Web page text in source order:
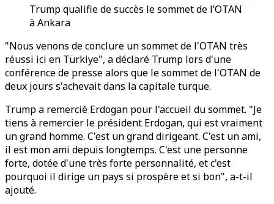
Trump qualifie de succès le sommet de l’OTAN
à Ankara
"Nous venons de conclure un sommet de l'OTAN très
réussi ici en Türkiye", a déclaré Trump lors d'une
conférence de presse alors que le sommet de l'OTAN de
deux jours s'achevait dans la capitale turque.
Trump a remercié Erdogan pour l'accueil du sommet. "Je
tiens à remercier le président Erdogan, qui est vraiment
un grand homme. C'est un grand dirigeant. C'est un ami,
il est mon ami depuis longtemps. C'est une personne
forte, dotée d'une très forte personnalité, et c'est
pourquoi il dirige un pays si prospère et si bon", a-t-il
ajouté.